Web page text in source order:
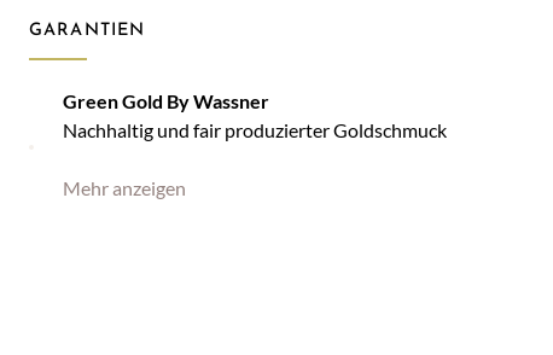
GARANTIEN
Green Gold By Wassner
Nachhaltig und fair produzierter Goldschmuck
Mehr anzeigen